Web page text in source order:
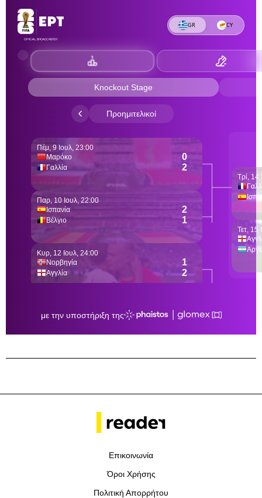
Επικοινωνία
Όροι Χρήσης
Πολιτική Απορρήτου